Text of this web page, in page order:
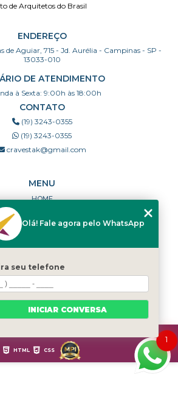
de Arquitetos do Brasil
ENDEREÇO
de Aguiar, 715 - Jd. Aurélia - Campinas - SP -
13033-010
DE ATENDIMENTO
à Sexta: 9:00h às 18:00h
CONTATO
(19) 3243-0355
(19) 3243-0355
cravestak@gmail.com
MENU
HOME
PORTFÓLIO
DÚVIDAS FREQUENTES
CATEGORIAS
MAPA DO SITE
Cravestak. (Lei 9610 de 19/02/1998)
HTML CSS
1
Olá! Fale agora pelo WhatsApp
seu telefone
INICIAR CONVERSA